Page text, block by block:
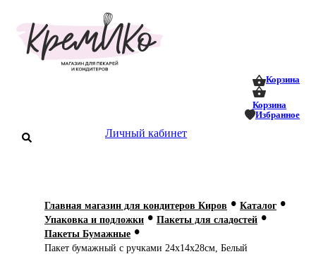
Корзина
Корзина
Избранное
Личный кабинет
Главная магазин для кондитеров Киров • Каталог •
Упаковка и подложки • Пакеты для сладостей •
Пакеты Бумажные •
Пакет бумажный с ручками 24х14х28см, Белый